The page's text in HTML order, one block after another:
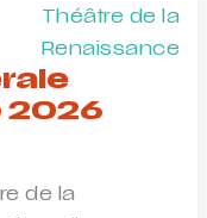
Théâtre de la
Renaissance
2026
de la